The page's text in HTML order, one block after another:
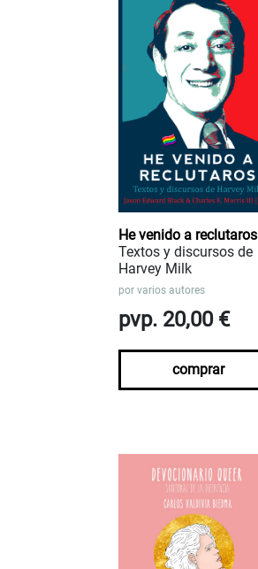
He venido a reclutaros
Textos y discursos de
Harvey Milk
por varios autores
pvp. 20,00 €
comprar